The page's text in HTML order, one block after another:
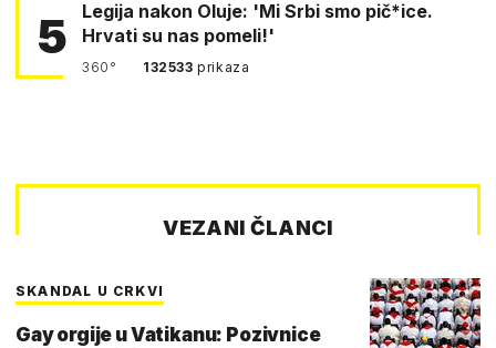
5
Legija nakon Oluje: 'Mi Srbi smo pič*ice.
Hrvati su nas pomeli!'
360° 132533prikaza
VEZANI ČLANCI
SKANDAL U CRKVI
Gay orgije u Vatikanu: Pozivnice